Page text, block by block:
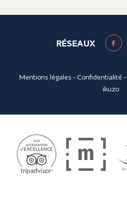
RÉSEAUX
Mentions légales - Confidentialité -
ikuzo